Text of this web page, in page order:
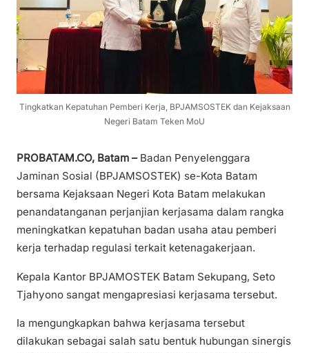
Tingkatkan Kepatuhan Pemberi Kerja, BPJAMSOSTEK dan Kejaksaan
Negeri Batam Teken MoU
PROBATAM.CO, Batam – Badan Penyelenggara
Jaminan Sosial (BPJAMSOSTEK) se-Kota Batam
bersama Kejaksaan Negeri Kota Batam melakukan
penandatanganan perjanjian kerjasama dalam rangka
meningkatkan kepatuhan badan usaha atau pemberi
kerja terhadap regulasi terkait ketenagakerjaan.
Kepala Kantor BPJAMOSTEK Batam Sekupang, Seto
Tjahyono sangat mengapresiasi kerjasama tersebut.
Ia mengungkapkan bahwa kerjasama tersebut
dilakukan sebagai salah satu bentuk hubungan sinergis